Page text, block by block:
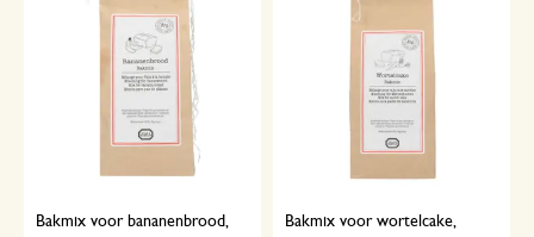
Bakmix voor bananenbrood,
Bakmix voor wortelcake,